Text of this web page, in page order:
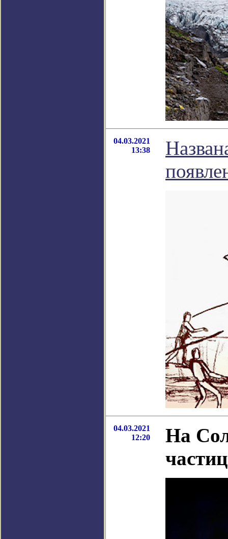
04.03.2021
13:38
04.03.2021
12:20
На
частиц